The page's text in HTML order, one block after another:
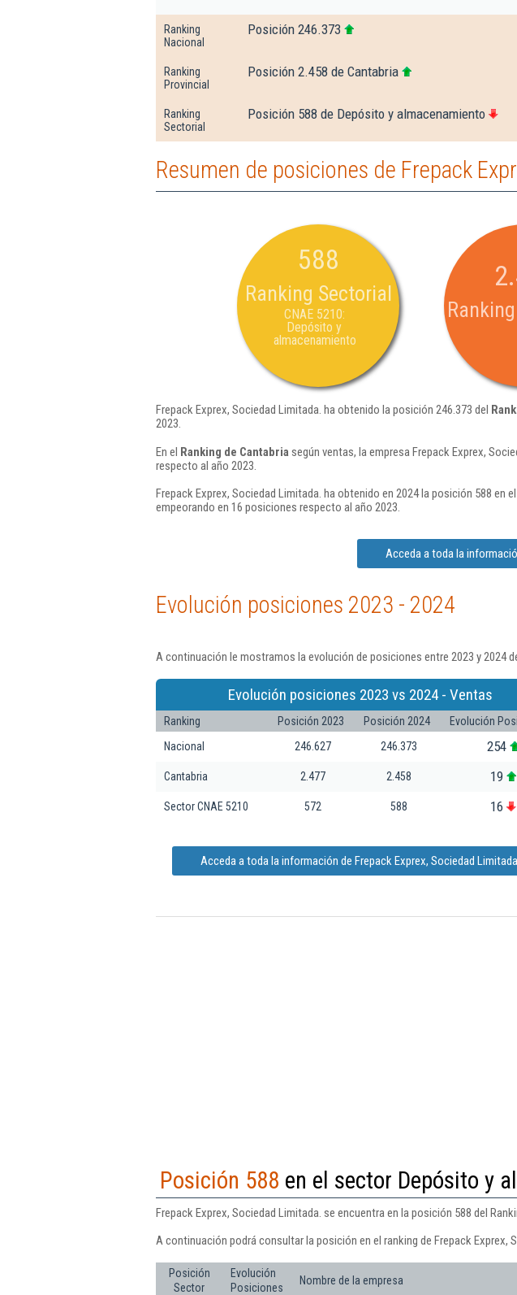
Ranking
Nacional
Posición 246.373
Ranking
Provincial
Posición 2.458 de Cantabria
Ranking
Sectorial
Posición 588 de Depósito y almacenamiento
Resumen de posiciones de Frepack
588
Ranking Sectorial
CNAE 5210:
Depósito y
almacenamiento
Frepack Exprex, Sociedad Limitada. ha obtenido la posición 246.373 del
2023.
En el Ranking de Cantabria según ventas, la empresa Frepack Exprex,
respecto al año 2023.
Frepack Exprex, Sociedad Limitada. ha obtenido en 2024 la posición 588 en el
empeorando en 16 posiciones respecto al año 2023.
Acceda a toda la
Evolución posiciones 2023 - 2024
A continuación le mostramos la evolución de posiciones entre 2023 y 2024
Evolución posiciones 2023 vs 2024 - Ventas
Ranking Posición 2023 Posición 2024
Evolución
Nacional
246.627 246.373 254
Cantabria 2.477 2.458 19
Sector CNAE 5210 572 588 16
Acceda a toda la información de Frepack Exprex, Sociedad Limitada.
Posición 588 en el sector Depósito y
Frepack Exprex, Sociedad Limitada. se encuentra en la posición 588 del
A continuación podrá consultar la posición en el ranking de Frepack
Posición
Sector
Evolución
Posiciones
Nombre de la empresa